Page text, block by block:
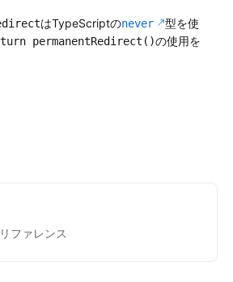
はTypeScriptのnever
型を使
permanentRedirect()の使用を
ファレンス